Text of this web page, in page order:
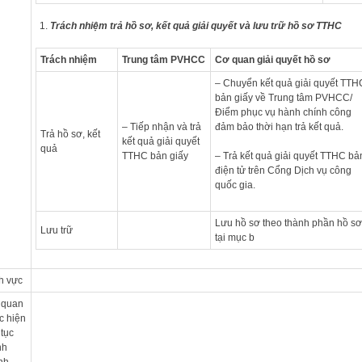
Trách nhiệm trả hồ sơ, kết quả giải quyết và lưu trữ hồ sơ TTHC
Trách nhiệm Trung tâm PVHCC Cơ quan giải quyết hồ sơ
Trả hồ sơ, kết
quả
– Tiếp nhận và trả
kết quả giải quyết
TTHC bản giấy
– Chuyển kết quả giải quyết
bản giấy về Trung tâm PVHCC/
Điểm phục vụ hành chính công
đảm bảo thời hạn trả kết quả.
– Trả kết quả giải quyết TTHC
điện tử trên Cổng Dịch vụ công
quốc gia.
Lưu trữ
Lưu hồ sơ theo thành phần hồ sơ
tại mục b
vực
hiện